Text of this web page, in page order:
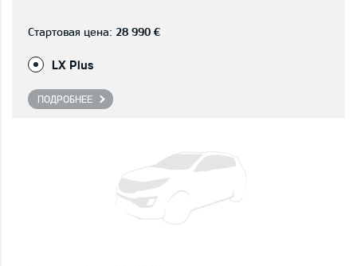
Стартовая цена: 28 990 €
LX Plus
ПОДРОБНЕЕ